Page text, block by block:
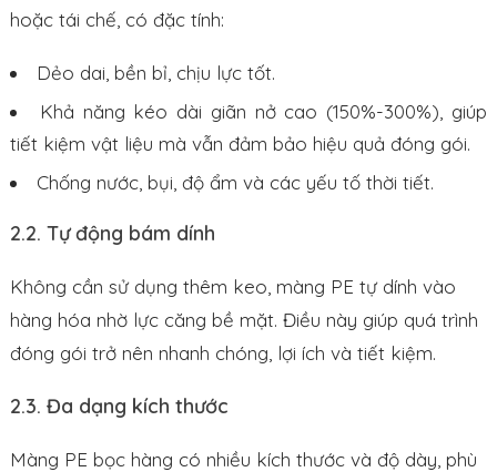
hoặc tái chế, có đặc tính:
Dẻo dai, bền bỉ, chịu lực tốt.
Khả năng kéo dài giãn nở cao (150%-300%), giúp
tiết kiệm vật liệu mà vẫn đảm bảo hiệu quả đóng gói.
Chống nước, bụi, độ ẩm và các yếu tố thời tiết.
2.2. Tự động bám dính
Không cần sử dụng thêm keo, màng PE tự dính vào
hàng hóa nhờ lực căng bề mặt. Điều này giúp quá trình
đóng gói trở nên nhanh chóng, lợi ích và tiết kiệm.
2.3. Đa dạng kích thước
Màng PE bọc hàng có nhiều kích thước và độ dày, phù